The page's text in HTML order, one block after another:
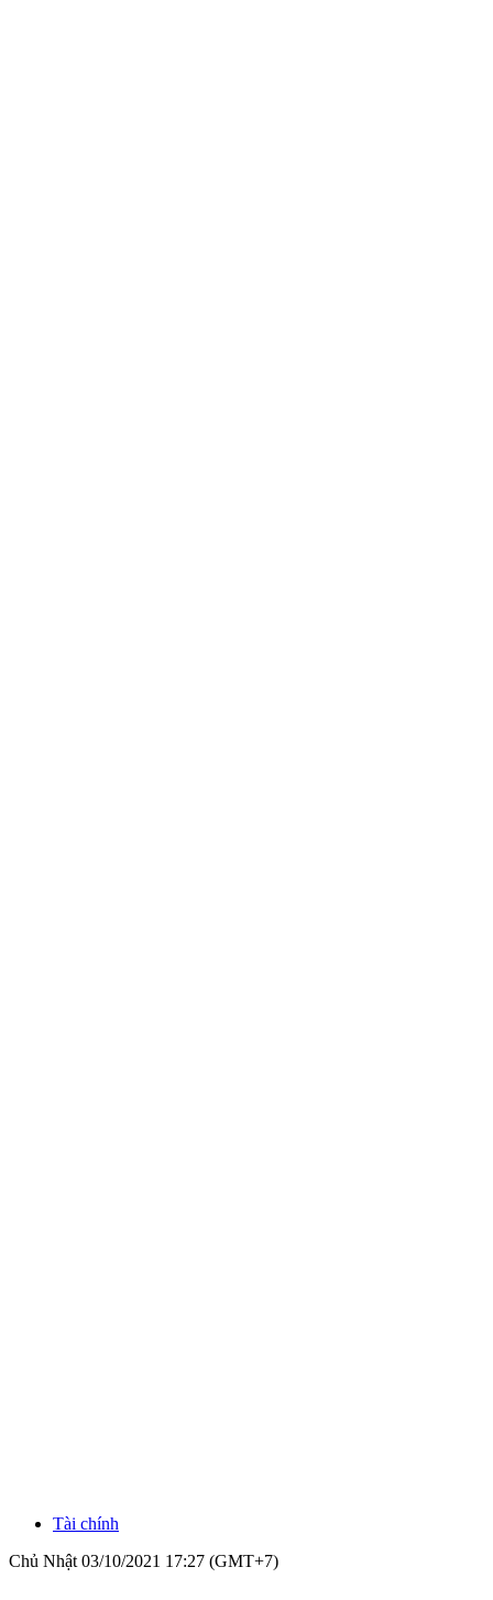
Tài chính
Chủ Nhật 03/10/2021 17:27 (GMT+7)